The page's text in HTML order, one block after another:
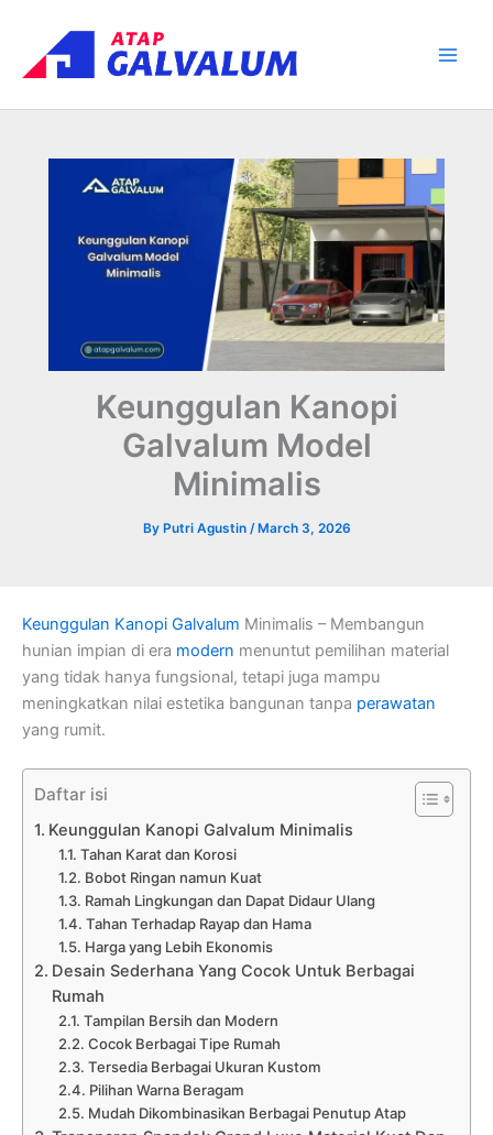
content
Keunggulan Kanopi
Galvalum Model
Minimalis
By Putri Agustin / March 3, 2026
Keunggulan Kanopi Galvalum Minimalis – Membangun
hunian impian di era modern menuntut pemilihan material
yang tidak hanya fungsional, tetapi juga mampu
meningkatkan nilai estetika bangunan tanpa perawatan
yang rumit.
Daftar isi
Keunggulan Kanopi Galvalum Minimalis
Tahan Karat dan Korosi
Bobot Ringan namun Kuat
Ramah Lingkungan dan Dapat Didaur Ulang
Tahan Terhadap Rayap dan Hama
Harga yang Lebih Ekonomis
Desain Sederhana Yang Cocok Untuk Berbagai
Rumah
Tampilan Bersih dan Modern
Cocok Berbagai Tipe Rumah
Tersedia Berbagai Ukuran Kustom
Pilihan Warna Beragam
Mudah Dikombinasikan Berbagai Penutup Atap